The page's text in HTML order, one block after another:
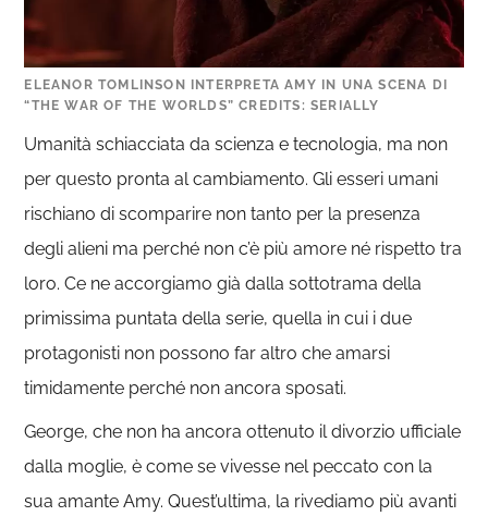
ELEANOR TOMLINSON INTERPRETA AMY IN UNA SCENA DI
“THE WAR OF THE WORLDS” CREDITS: SERIALLY
Umanità schiacciata da scienza e tecnologia, ma non
per questo pronta al cambiamento. Gli esseri umani
rischiano di scomparire non tanto per la presenza
degli alieni ma perché non c’è più amore né rispetto tra
loro. Ce ne accorgiamo già dalla sottotrama della
primissima puntata della serie, quella in cui i due
protagonisti non possono far altro che amarsi
timidamente perché non ancora sposati.
George, che non ha ancora ottenuto il divorzio ufficiale
dalla moglie, è come se vivesse nel peccato con la
sua amante Amy. Quest’ultima, la rivediamo più avanti